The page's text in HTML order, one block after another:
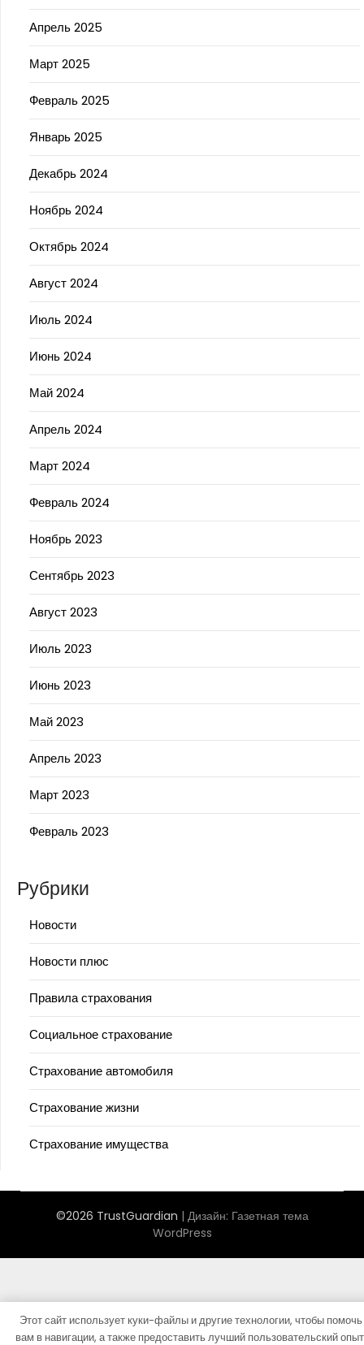
Апрель 2025
Март 2025
Февраль 2025
Январь 2025
Декабрь 2024
Ноябрь 2024
Октябрь 2024
Август 2024
Июль 2024
Июнь 2024
Май 2024
Апрель 2024
Март 2024
Февраль 2024
Ноябрь 2023
Сентябрь 2023
Август 2023
Июль 2023
Июнь 2023
Май 2023
Апрель 2023
Март 2023
Февраль 2023
Рубрики
Новости
Новости плюс
Правила страхования
Социальное страхование
Страхование автомобиля
Страхование жизни
Страхование имущества
©2026 TrustGuardian | Дизайн: Газетная тема
WordPress
Этот сайт использует куки-файлы и другие технологии, чтобы помочь
вам в навигации, а также предоставить лучший пользовательский